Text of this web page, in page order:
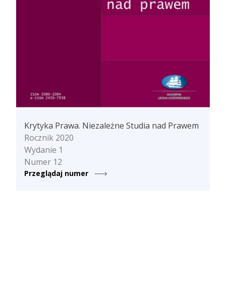
Krytyka Prawa. Niezależne Studia nad Prawem
Rocznik 2020
Wydanie 1
Numer 12
Przeglądaj numer